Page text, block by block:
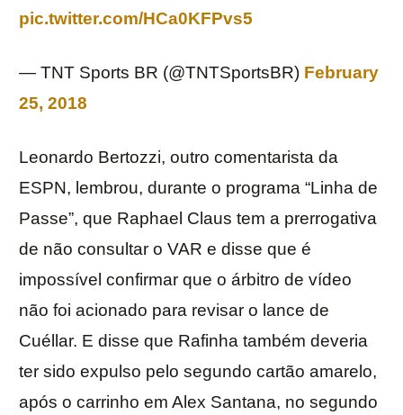
pic.twitter.com/HCa0KFPvs5
— TNT Sports BR (@TNTSportsBR) February
25, 2018
Leonardo Bertozzi, outro comentarista da
ESPN, lembrou, durante o programa “Linha de
Passe”, que Raphael Claus tem a prerrogativa
de não consultar o VAR e disse que é
impossível confirmar que o árbitro de vídeo
não foi acionado para revisar o lance de
Cuéllar. E disse que Rafinha também deveria
ter sido expulso pelo segundo cartão amarelo,
após o carrinho em Alex Santana, no segundo